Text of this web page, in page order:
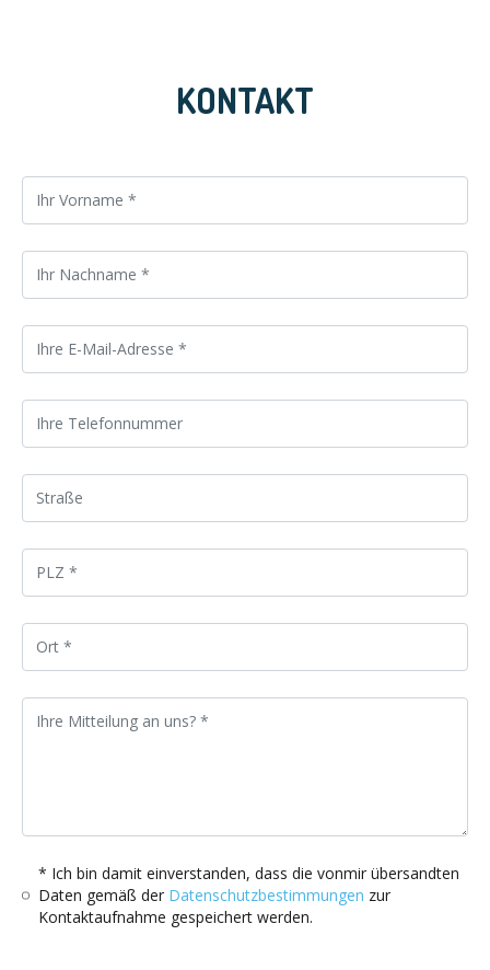
KONTAKT
* Ich bin damit einverstanden, dass die vonmir übersandten
Daten gemäß der Datenschutzbestimmungen zur
Kontaktaufnahme gespeichert werden.